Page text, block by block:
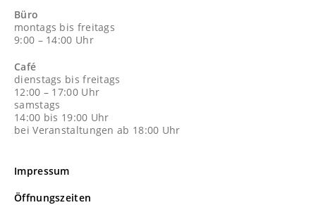
Büro
montags bis freitags
9:00 – 14:00 Uhr
Café
dienstags bis freitags
12:00 – 17:00 Uhr
samstags
14:00 bis 19:00 Uhr
bei Veranstaltungen ab 18:00 Uhr
Impressum
Öffnungszeiten